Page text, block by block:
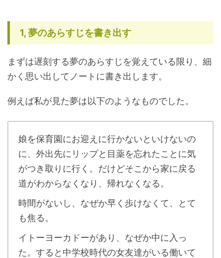
1,夢のあらすじを書き出す
まずは遅刻する夢のあらすじを覚えている限り、細
かく思い出してノートに書き出します。
例えば私が見た夢は以下のようなものでした。
娘を保育園にお迎えに行かないといけないの
に、外出先にリップと目薬を忘れたことに気
がつき取りに行く。だけどそこから家に戻る
道がわからなくなり、帰れなくなる。
時間がないし、なぜか早く歩けなくて、とて
も焦る。
イトーヨーカドーがあり、なぜか中に入っ
た。すると中学校時代の女友達がいる働いて